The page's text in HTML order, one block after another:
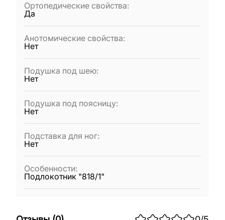
Ортопедические свойства:
Да
Анотомические свойства:
Нет
Подушка под шею:
Нет
Подушка под поясницу:
Нет
Подставка для ног:
Нет
Особенности:
Подлокотник "818/1"